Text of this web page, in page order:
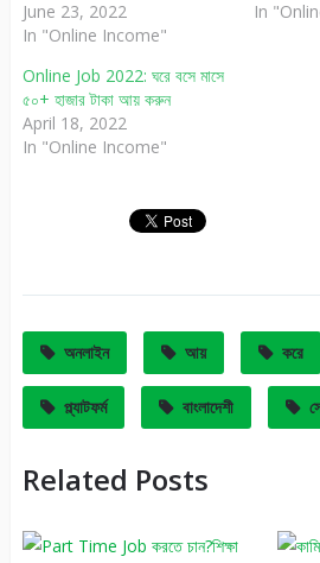
June 23, 2022
In "Online Income"
In
Online Job 2022: ঘরে বসে মাসে
৫০+ হাজার টাকা আয় করুন
April 18, 2022
In "Online Income"
অনলাইন আয় করে
প্ল্যাটফর্ম বাংলাদেশী
Related Posts